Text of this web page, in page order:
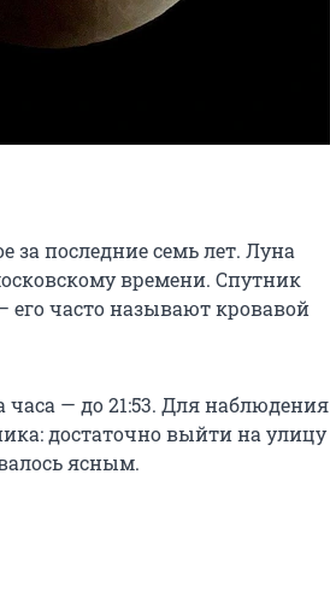
за последние семь лет. Луна
времени. Спутник
его часто называют кровавой
часа — до 21:53. Для наблюдения
достаточно выйти на улицу
ясным.